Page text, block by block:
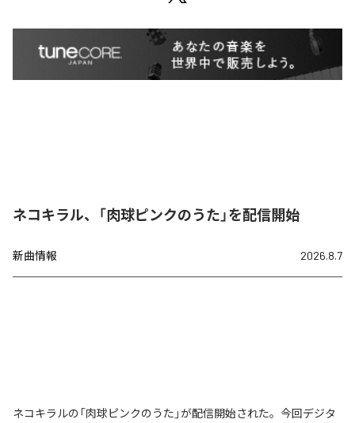
ネコキラル、「肉球ピンクのうた」を配信開始
新曲情報 2026.8.7
ネコキラルの「肉球ピンクのうた」が配信開始された。今回デジタ